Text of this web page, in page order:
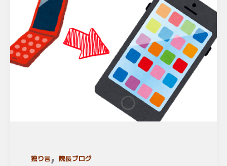
独り言, 院長ブログ